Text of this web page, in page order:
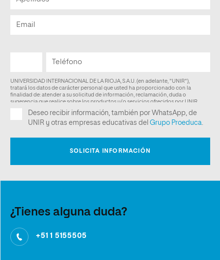
¿Tienes alguna duda?
+51 1 5155505